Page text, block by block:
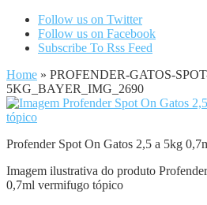
Follow us on Twitter
Follow us on Facebook
Subscribe To Rss Feed
Home » PROFENDER-GATOS-
5KG_BAYER_IMG_2690
Profender Spot On Gatos 2,5 a 5kg
Imagem ilustrativa do produto
0,7ml vermifugo tópico